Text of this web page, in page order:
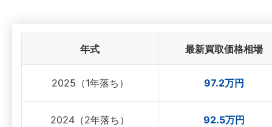
年式 最新買取価格相場
2025（1年落ち） 97.2万円
2024（2年落ち） 92.5万円